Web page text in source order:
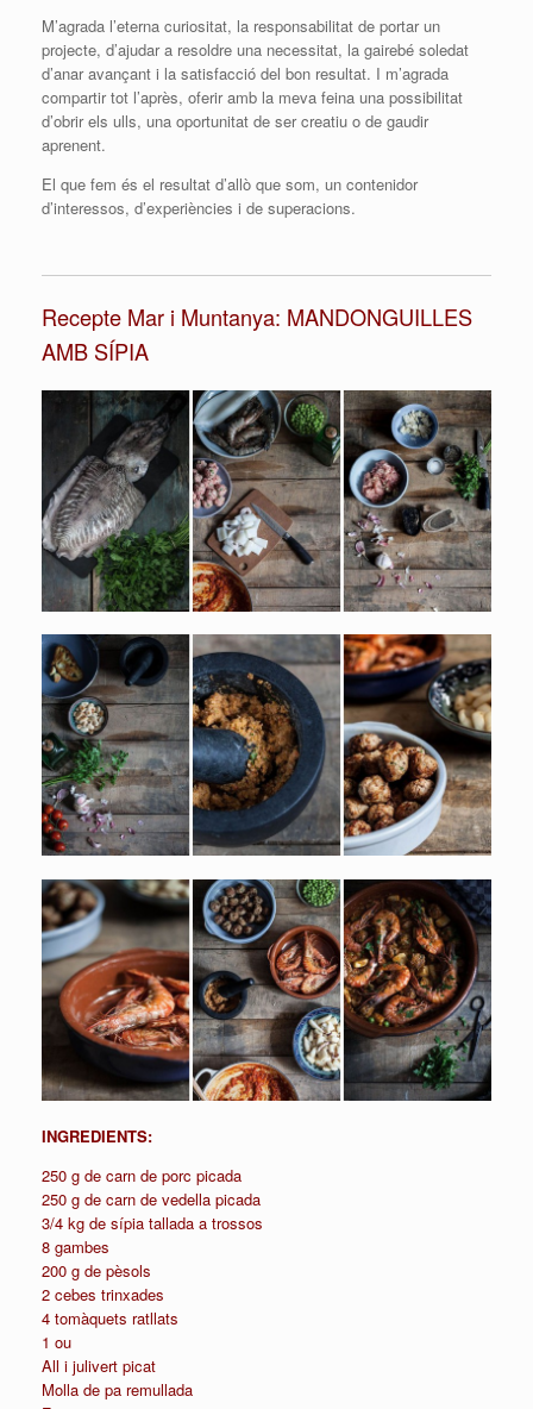
M’agrada l’eterna curiositat, la responsabilitat de portar un
projecte, d’ajudar a resoldre una necessitat, la gairebé soledat
d’anar avançant i la satisfacció del bon resultat. I m’agrada
compartir tot l’après, oferir amb la meva feina una possibilitat
d’obrir els ulls, una oportunitat de ser creatiu o de gaudir
aprenent.
El que fem és el resultat d’allò que som, un contenidor
d’interessos, d’experiències i de superacions.
Recepte Mar i Muntanya: MANDONGUILLES
AMB SÍPIA
INGREDIENTS:
250 g de carn de porc picada
250 g de carn de vedella picada
3/4 kg de sípia tallada a trossos
8 gambes
200 g de pèsols
2 cebes trinxades
4 tomàquets ratllats
1 ou
All i julivert picat
Molla de pa remullada